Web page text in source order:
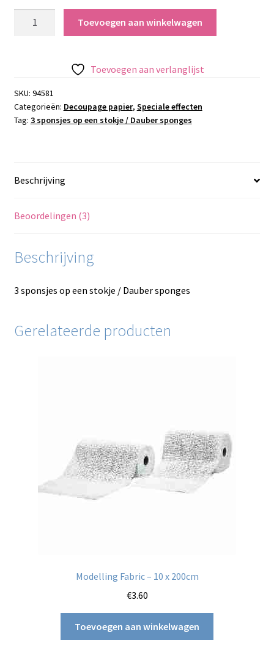
/
Dauber
sponges
Toevoegen aan winkelwagen
Toevoegen aan verlanglijst
SKU: 94581
Categorieën: Decoupage papier, Speciale effecten
Tag: 3 sponsjes op een stokje / Dauber sponges
Beschrijving
Beoordelingen (3)
Beschrijving
3 sponsjes op een stokje / Dauber sponges
Gerelateerde producten
Modelling Fabric – 10 x 200cm
€3.60
Toevoegen aan winkelwagen